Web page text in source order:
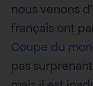
nous venons
français ont
Coupe du
pas